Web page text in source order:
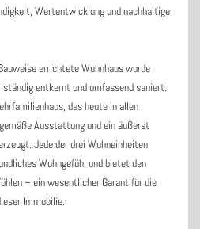
Wertentwicklung und nachhaltige
errichtete Wohnhaus wurde
entkernt und umfassend saniert.
das heute in allen
Ausstattung und ein äußerst
Jede der drei Wohneinheiten
Wohngefühl und bietet den
– ein wesentlicher Garant für die
Immobilie.